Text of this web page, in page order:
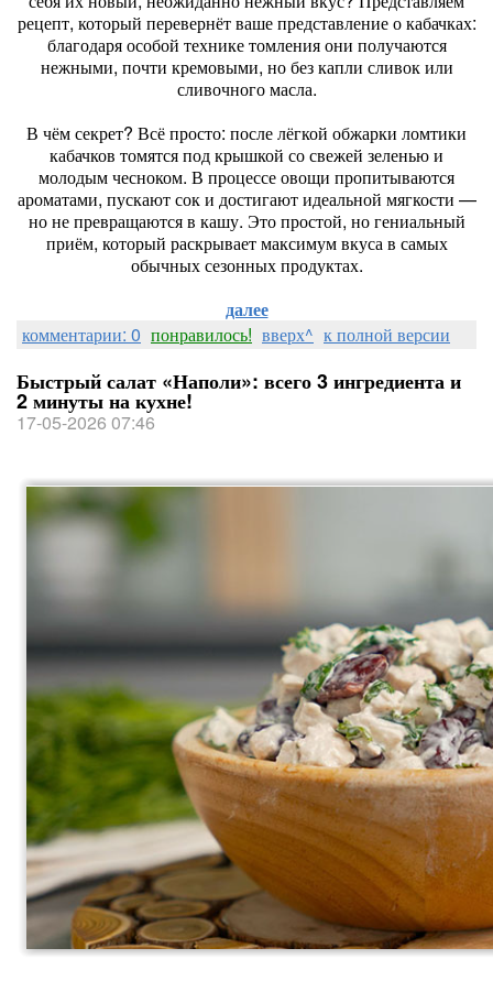
рецепт, который перевернёт ваше представление о кабачках:
благодаря особой технике томления они получаются
нежными, почти кремовыми, но без капли сливок или
сливочного масла.
В чём секрет? Всё просто: после лёгкой обжарки ломтики
кабачков томятся под крышкой со свежей зеленью и
молодым чесноком. В процессе овощи пропитываются
ароматами, пускают сок и достигают идеальной мягкости —
но не превращаются в кашу. Это простой, но гениальный
приём, который раскрывает максимум вкуса в самых
обычных сезонных продуктах.
далее
комментарии: 0 понравилось! вверх^ к полной версии
Быстрый салат «Наполи»: всего 3 ингредиента и
2 минуты на кухне!
17-05-2026 07:46